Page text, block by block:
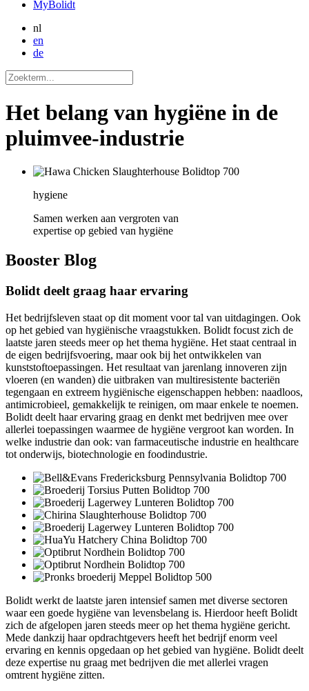
MyBolidt
nl
en
de
Het belang van hygiëne in de
pluimvee-industrie
hygiene
Samen werken aan vergroten van
expertise op gebied van hygiëne
Booster Blog
Bolidt deelt graag haar ervaring
Het bedrijfsleven staat op dit moment voor tal van uitdagingen. Ook
op het gebied van hygiënische vraagstukken. Bolidt focust zich de
laatste jaren steeds meer op het thema hygiëne. Het staat centraal in
de eigen bedrijfsvoering, maar ook bij het ontwikkelen van
kunststoftoepassingen. Het resultaat van jarenlang innoveren zijn
vloeren (en wanden) die uitbraken van multiresistente bacteriën
tegengaan en extreem hygiënische eigenschappen hebben: naadloos,
antimicrobieel, gemakkelijk te reinigen, om maar enkele te noemen.
Bolidt deelt haar ervaring graag en denkt met bedrijven mee over
allerlei toepassingen waarmee de hygiëne vergroot kan worden. In
welke industrie dan ook: van farmaceutische industrie en healthcare
tot onderwijs, biotechnologie en foodindustrie.
Bolidt werkt de laatste jaren intensief samen met diverse sectoren
waar een goede hygiëne van levensbelang is. Hierdoor heeft Bolidt
zich de afgelopen jaren steeds meer op het thema hygiëne gericht.
Mede dankzij haar opdrachtgevers heeft het bedrijf enorm veel
ervaring en kennis opgedaan op het gebied van hygiëne. Bolidt deelt
deze expertise nu graag met bedrijven die met allerlei vragen
omtrent hygiëne zitten.